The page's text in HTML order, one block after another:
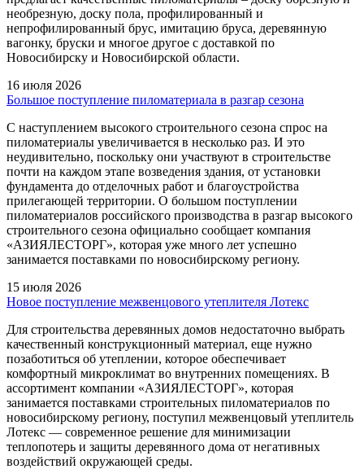
необрезную, доску пола, профилированный и
непрофилированный брус, имитацию бруса, деревянную
вагонку, бруски и многое другое с доставкой по
Новосибирску и Новосибирской области.
16 июля 2026
Большое поступление пиломатериала в разгар сезона
С наступлением высокого строительного сезона спрос на
пиломатериалы увеличивается в несколько раз. И это
неудивительно, поскольку они участвуют в строительстве
почти на каждом этапе возведения здания, от установки
фундамента до отделочных работ и благоустройства
прилегающей территории. О большом поступлении
пиломатериалов российского производства в разгар высокого
строительного сезона официально сообщает компания
«АЗИЯЛЕСТОРГ», которая уже много лет успешно
занимается поставками по новосибирскому региону.
15 июля 2026
Новое поступление межвенцового утеплителя Лотекс
Для строительства деревянных домов недостаточно выбрать
качественный конструкционный материал, еще нужно
позаботиться об утеплении, которое обеспечивает
комфортный микроклимат во внутренних помещениях. В
ассортимент компании «АЗИЯЛЕСТОРГ», которая
занимается поставками строительных пиломатериалов по
новосибирскому региону, поступил межвенцовый утеплитель
Лотекс — современное решение для минимизации
теплопотерь и защиты деревянного дома от негативных
воздействий окружающей среды.